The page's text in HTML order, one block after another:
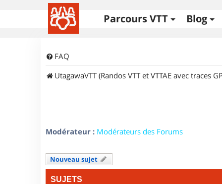
Parcours VTT Blog
FAQ
UtagawaVTT (Randos VTT et VTTAE avec traces
Modérateur : Modérateurs des Forums
Nouveau sujet
SUJETS